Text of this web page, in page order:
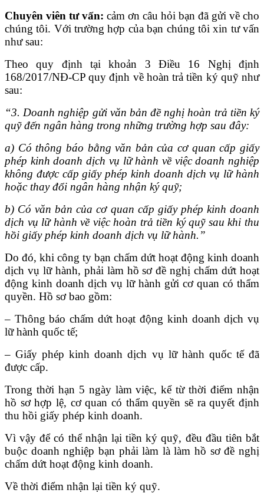
Chuyên viên tư vấn: cảm ơn câu hỏi bạn đã gửi về cho
chúng tôi. Với trường hợp của bạn chúng tôi xin tư vấn
như sau:
Theo quy định tại khoản 3 Điều 16 Nghị định
168/2017/NĐ-CP quy định về hoàn trả tiền ký quỹ như
sau:
“3. Doanh nghiệp gửi văn bản đề nghị hoàn trả tiền ký
quỹ đến ngân hàng trong những trường hợp sau đây:
a) Có thông báo bằng văn bản của cơ quan cấp giấy
phép kinh doanh dịch vụ lữ hành về việc doanh nghiệp
không được cấp giấy phép kinh doanh dịch vụ lữ hành
hoặc thay đổi ngân hàng nhận ký quỹ;
b) Có văn bản của cơ quan cấp giấy phép kinh doanh
dịch vụ lữ hành về việc hoàn trả tiền ký quỹ sau khi thu
hồi giấy phép kinh doanh dịch vụ lữ hành.”
Do đó, khi công ty bạn chấm dứt hoạt động kinh doanh
dịch vụ lữ hành, phải làm hồ sơ đề nghị chấm dứt hoạt
động kinh doanh dịch vụ lữ hành gửi cơ quan có thẩm
quyền. Hồ sơ bao gồm:
– Thông báo chấm dứt hoạt động kinh doanh dịch vụ
lữ hành quốc tế;
– Giấy phép kinh doanh dịch vụ lữ hành quốc tế đã
được cấp.
Trong thời hạn 5 ngày làm việc, kể từ thời điểm nhận
hồ sơ hợp lệ, cơ quan có thẩm quyền sẽ ra quyết định
thu hồi giấy phép kinh doanh.
Vì vậy để có thể nhận lại tiền ký quỹ, đều đầu tiên bắt
buộc doanh nghiệp bạn phải làm là làm hồ sơ đề nghị
chấm dứt hoạt động kinh doanh.
Về thời điểm nhận lại tiền ký quỹ.